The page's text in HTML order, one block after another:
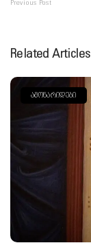
Previous Post
Related Articles
ᲐᲛᲝᲜᲐᲠᲘᲓᲔᲑᲘ